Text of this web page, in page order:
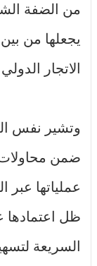
من الضفة
يجعلها من
الاتجار
وتشير نفس
ضمن محاولات
عملياتها عبر
ظل اعتمادها
السريعة